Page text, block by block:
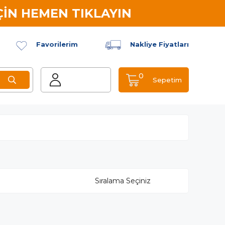
HEMEN TIKLAYIN
Favorilerim Nakliye Fiyatları
Sepetim
0